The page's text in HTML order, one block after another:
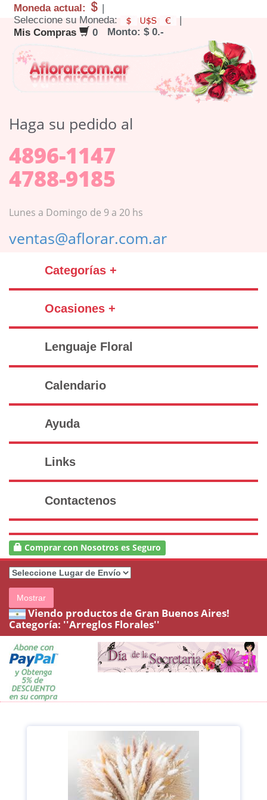
Moneda actual:
|
Seleccione su Moneda:
|
Mis Compras
0 Monto: $ 0.-
Haga su pedido al
4896-1147
4788-9185
Lunes a Domingo de 9 a 20 hs
ventas@aflorar.com.ar
Categorías +
Ocasiones +
Lenguaje Floral
Calendario
Ayuda
Links
Contactenos
Comprar con Nosotros es Seguro
Mostrar
Viendo productos de Gran Buenos Aires!
Categoría: ''Arreglos Florales''